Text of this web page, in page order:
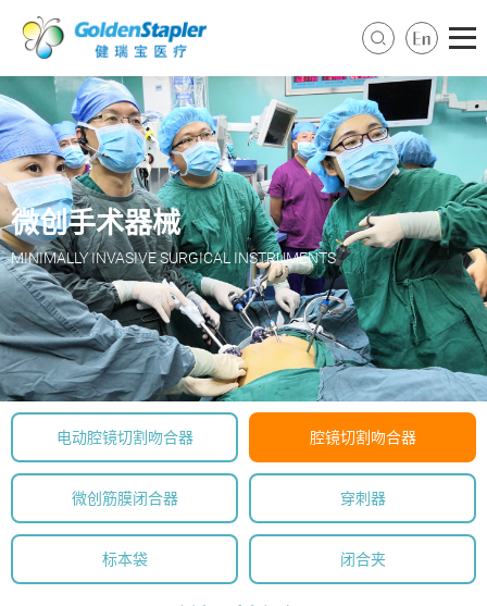
微创手术器械
MINIMALLY INVASIVE SURGICAL INSTRUMENTS
电动腔镜切割吻合器 腔镜切割吻合器
微创筋膜闭合器 穿刺器
标本袋 闭合夹